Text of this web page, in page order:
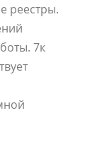
реестры.
7к